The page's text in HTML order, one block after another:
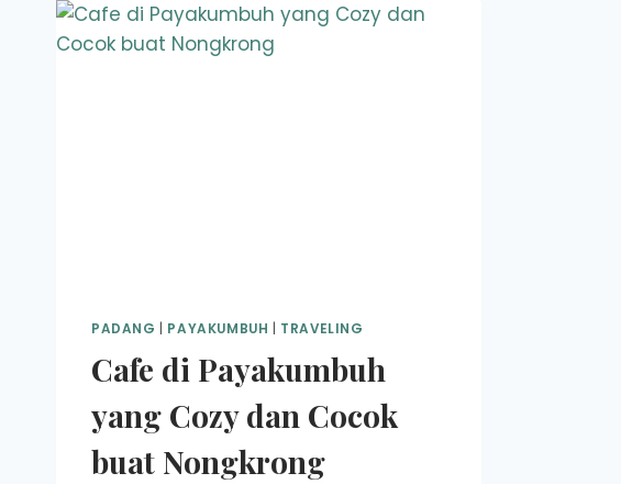
PADANG PAYAKUMBUH TRAVELING
Cafe di Payakumbuh
yang Cozy dan Cocok
buat Nongkrong